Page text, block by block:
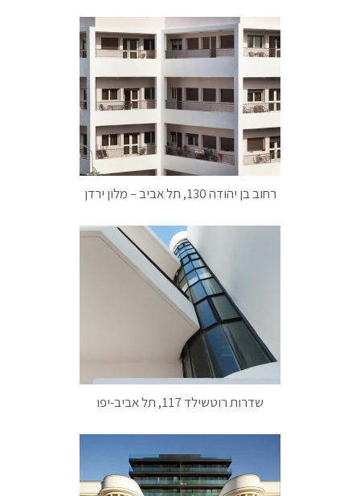
רחוב בן יהודה 130, תל אביב – מלון ירדן
שדרות רוטשילד 117, תל אביב-יפו